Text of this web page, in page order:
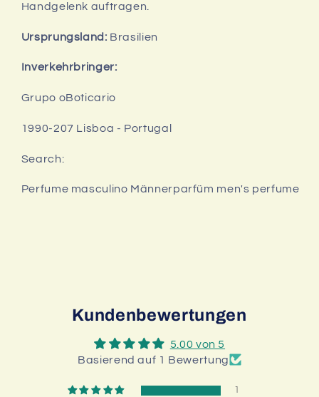
Handgelenk auftragen.
Ursprungsland: Brasilien
Inverkehrbringer:
Grupo oBoticario
1990-207 Lisboa - Portugal
Search:
Perfume masculino Männerparfüm men's perfume
Kundenbewertungen
5.00 von 5
Basierend auf 1 Bewertung